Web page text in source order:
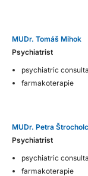
MUDr. Tomáš Mihok
Psychiatrist
psychiatric
farmakoterapie
MUDr. Petra
Psychiatrist
psychiatric
farmakoterapie